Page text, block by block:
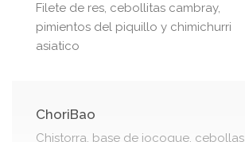
Filete de res, cebollitas cambray,
pimientos del piquillo y chimichurri
asiatico
ChoriBao
Chistorra, base de jocoque, cebollas